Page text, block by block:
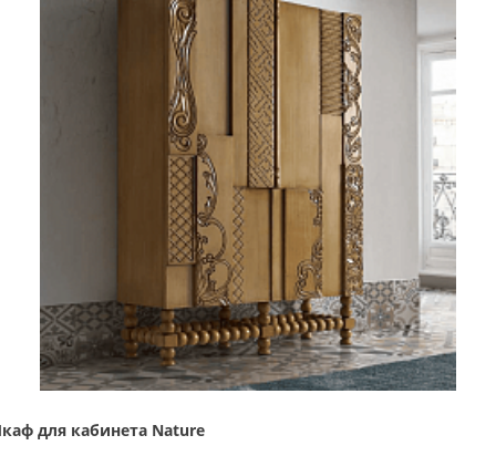
для кабинета Nature